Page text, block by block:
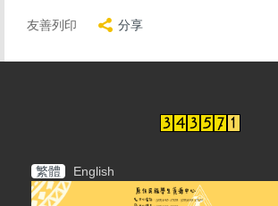
友善列印 分享
繁體 English